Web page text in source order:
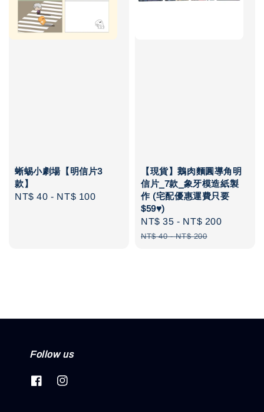
蜥蜴小劇場【明信片3
款】
Regular
NT$ 40 - NT$ 100
【現貨】鵝肉麵圓導角明
信片_7款_象牙模造紙製
作 (宅配優惠運費只要
$59♥️)
Sale
price
NT$ 35 - NT$ 200
NT$ 40-NT$ 200
Follow us